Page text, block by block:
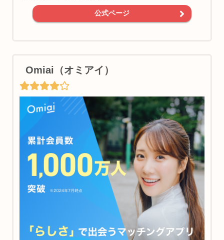
公式ページ
Omiai（オミアイ）